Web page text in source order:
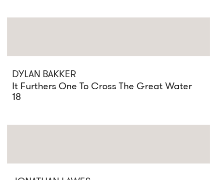
DYLAN BAKKER
It Furthers One To Cross The Great Water
18